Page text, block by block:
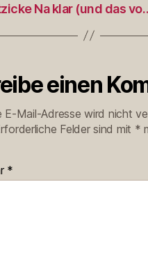
Na klar (und das
einen
E-Mail-Adresse wird nicht
Felder sind mit *
*